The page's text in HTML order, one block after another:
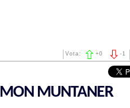
-1
Vota: +0
MUNTANER